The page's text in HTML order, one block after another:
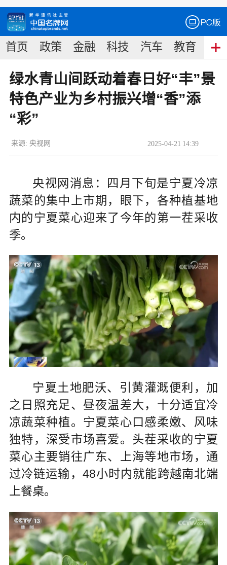
首页 政策 金融 科技 汽车 教育 食
绿水青山间跃动着春日好“丰”景
特色产业为乡村振兴增“香”添
“彩”
2025-04-21 14:39
来源: 央视网
央视网消息：四月下旬是宁夏冷凉
蔬菜的集中上市期，眼下，各种植基地
内的宁夏菜心迎来了今年的第一茬采收
季。
宁夏土地肥沃、引黄灌溉便利，加
之日照充足、昼夜温差大，十分适宜冷
凉蔬菜种植。宁夏菜心口感柔嫩、风味
独特，深受市场喜爱。头茬采收的宁夏
菜心主要销往广东、上海等地市场，通
过冷链运输，48小时内就能跨越南北端
上餐桌。